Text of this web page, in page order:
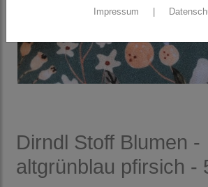
Dirndl Stoff Blumen -
altgrünblau pfirsich -
Impressum